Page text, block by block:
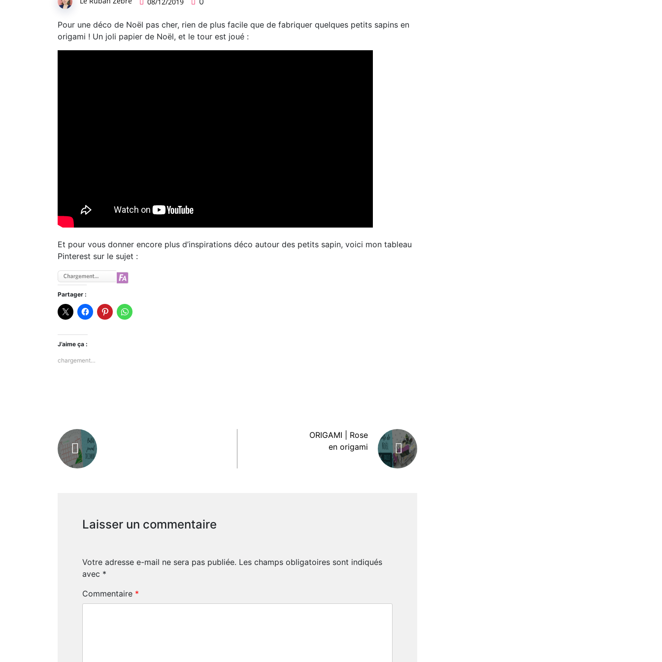
Pour une déco de Noël pas cher, rien de plus facile que de fabriquer quelques petits sapins en
origami ! Un joli papier de Noël, et le tour est joué :
Et pour vous donner encore plus d’inspirations déco autour des petits sapin, voici mon tableau
Pinterest sur le sujet :
Partager :
J’aime ça :
chargement…
ORIGAMI | Rose
en origami
Laisser un commentaire
Votre adresse e-mail ne sera pas publiée. Les champs obligatoires sont indiqués
avec *
Commentaire *